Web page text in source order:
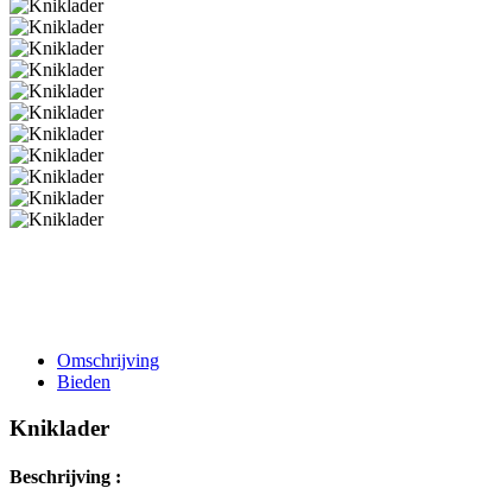
Omschrijving
Bieden
Kniklader
Beschrijving :